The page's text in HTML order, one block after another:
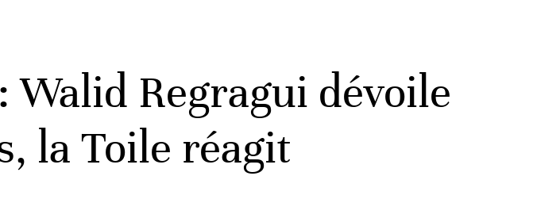
Walid Regragui dévoile
la Toile réagit